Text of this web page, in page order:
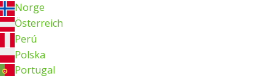
Norge
Österreich
Perú
Polska
Portugal